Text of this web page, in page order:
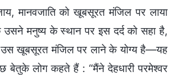
मानवजाति को खूबसूरत मंजिल पर लाया
मनुष्य के स्थान पर इस दर्द को सहा है,
उस खूबसूरत मंजिल पर लाने के योग्य है—यह
बेतुके लोग कहते हैं : “मैंने देहधारी परमेश्वर